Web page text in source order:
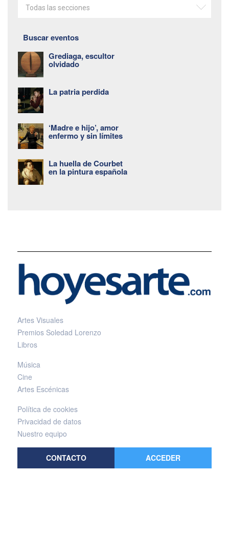
Todas las secciones
Buscar eventos
Grediaga, escultor
olvidado
La patria perdida
‘Madre e hijo’, amor
enfermo y sin límites
La huella de Courbet
en la pintura española
Artes Visuales
Premios Soledad Lorenzo
Libros
Música
Cine
Artes Escénicas
Política de cookies
Privacidad de datos
Nuestro equipo
CONTACTO ACCEDER